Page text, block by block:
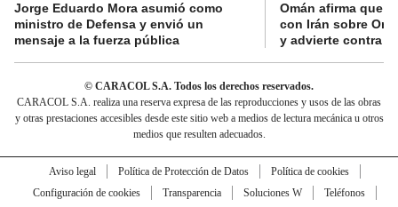
Jorge Eduardo Mora asumió como
ministro de Defensa y envió un
mensaje a la fuerza pública
Omán afirma que
con Irán sobre
y advierte contra
© CARACOL S.A. Todos los derechos reservados.
CARACOL S.A. realiza una reserva expresa de las reproducciones y usos de las obras
y otras prestaciones accesibles desde este sitio web a medios de lectura mecánica u otros
medios que resulten adecuados.
Aviso legal Política de Protección de Datos
Política de cookies
Configuración de cookies
Transparencia Soluciones W
Teléfonos